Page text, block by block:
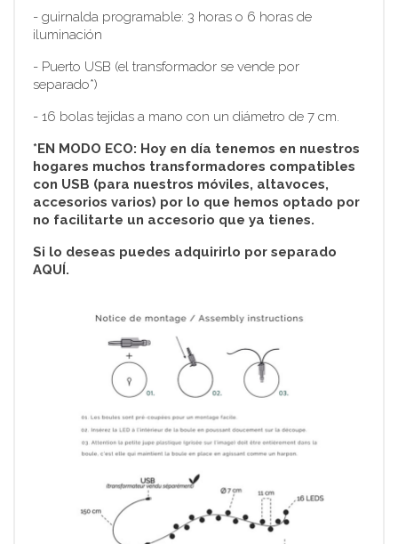
- guirnalda programable: 3 horas o 6 horas de
iluminación
- Puerto USB (el transformador se vende por
separado*)
- 16 bolas tejidas a mano con un diámetro de 7 cm.
*EN MODO ECO: Hoy en día tenemos en nuestros
hogares muchos transformadores compatibles
con USB (para nuestros móviles, altavoces,
accesorios varios) por lo que hemos optado por
no facilitarte un accesorio que ya tienes.
Si lo deseas puedes adquirirlo por separado
AQUÍ.